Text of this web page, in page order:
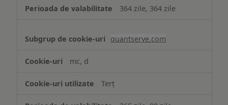
364 zile, 364 zile
quantserve.com
mc, d
Terț